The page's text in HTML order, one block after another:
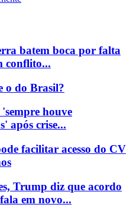
batem boca por falta
conflito...
o do Brasil?
houve
após crise...
facilitar acesso do CV
Trump diz que acordo
em novo...